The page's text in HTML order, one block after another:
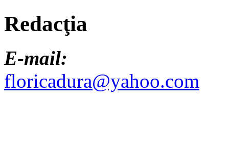
Redacţia
E-mail:
floricadura@yahoo.com